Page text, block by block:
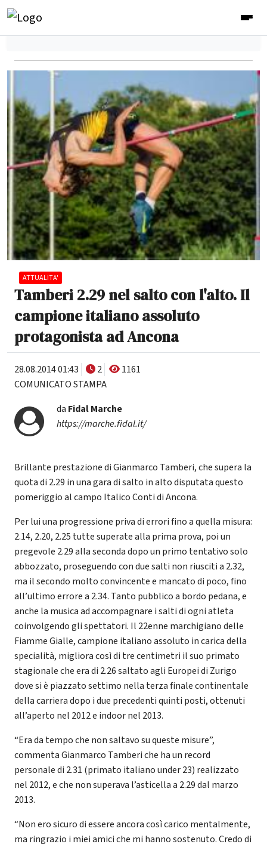
ATTUALITA'
Tamberi 2.29 nel salto con l'alto. Il
campione italiano assoluto
protagonista ad Ancona
28.08.2014 01:43 2
1161
COMUNICATO STAMPA
da Fidal Marche
https://marche.fidal.it/
Brillante prestazione di Gianmarco Tamberi, che supera la
quota di 2.29 in una gara di salto in alto disputata questo
pomeriggio al campo Italico Conti di Ancona.
Per lui una progressione priva di errori fino a quella misura:
2.14, 2.20, 2.25 tutte superate alla prima prova, poi un
pregevole 2.29 alla seconda dopo un primo tentativo solo
abbozzato, proseguendo con due salti non riusciti a 2.32,
ma il secondo molto convincente e mancato di poco, fino
all’ultimo errore a 2.34. Tanto pubblico a bordo pedana, e
anche la musica ad accompagnare i salti di ogni atleta
coinvolgendo gli spettatori. Il 22enne marchigiano delle
Fiamme Gialle, campione italiano assoluto in carica della
specialità, migliora così di tre centimetri il suo primato
stagionale che era di 2.26 saltato agli Europei di Zurigo
dove si è piazzato settimo nella terza finale continentale
della carriera dopo i due precedenti quinti posti, ottenuti
all’aperto nel 2012 e indoor nel 2013.
“Era da tempo che non saltavo su queste misure”,
commenta Gianmarco Tamberi che ha un record
personale di 2.31 (primato italiano under 23) realizzato
nel 2012, e che non superava l’asticella a 2.29 dal marzo
2013.
“Non ero sicuro di essere ancora così carico mentalmente,
ma ringrazio i miei amici che mi hanno sostenuto. Credo di